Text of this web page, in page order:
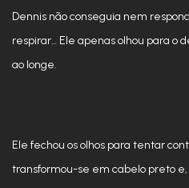
Dennis não conseguia nem
respirar… Ele apenas olhou para o
ao longe.
Ele fechou os olhos para tentar
transformou-se em cabelo preto